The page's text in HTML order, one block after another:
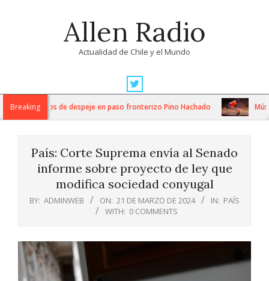
Allen Radio
Actualidad de Chile y el Mundo
Navigation
MenuBreaking
trabajos de despeje en paso fronterizo Pino Hachado
País: Corte Suprema envía al Senado
informe sobre proyecto de ley que
modifica sociedad conyugal
BY: ADMINWEB ON: 21 DE MARZO DE 2024 IN: PAÍS
WITH: 0 COMMENTS